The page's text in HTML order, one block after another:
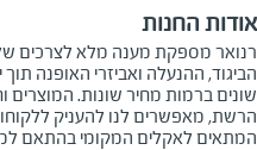
אודות החנות
רנואר מספקת מענה מלא לצרכים
הביגוד, ההנעלה ואביזרי האופנה
שונים ברמות מחיר שונות. המוצרים
הרשת, מאפשרים לנו להעניק
המתאים לאקלים המקומי בהתאם